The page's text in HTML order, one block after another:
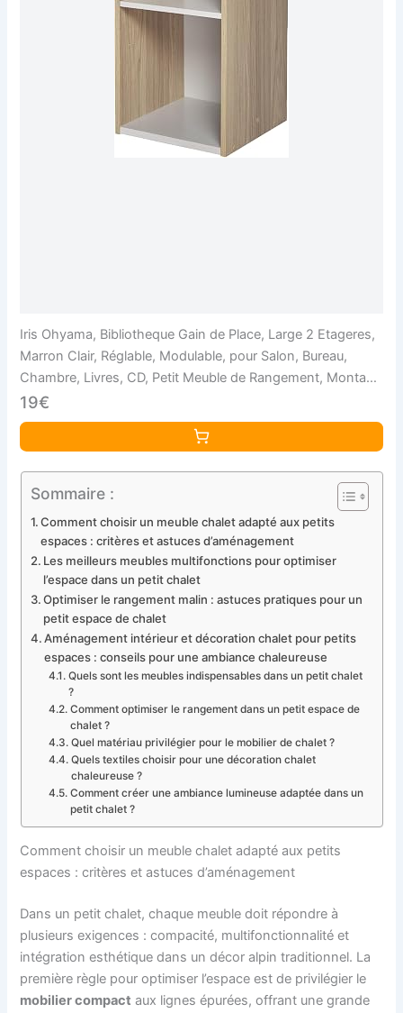
Iris Ohyama, Bibliotheque Gain de Place, Large 2 Etageres,
Marron Clair, Réglable, Modulable, pour Salon, Bureau,
Chambre, Livres, CD, Petit Meuble de Rangement, Montage
Facile, UB-6030
19€
Sommaire :
Comment choisir un meuble chalet adapté aux petits
espaces : critères et astuces d’aménagement
Les meilleurs meubles multifonctions pour optimiser
l’espace dans un petit chalet
Optimiser le rangement malin : astuces pratiques pour un
petit espace de chalet
Aménagement intérieur et décoration chalet pour petits
espaces : conseils pour une ambiance chaleureuse
Quels sont les meubles indispensables dans un petit chalet
?
Comment optimiser le rangement dans un petit espace de
chalet ?
Quel matériau privilégier pour le mobilier de chalet ?
Quels textiles choisir pour une décoration chalet
chaleureuse ?
Comment créer une ambiance lumineuse adaptée dans un
petit chalet ?
Comment choisir un meuble chalet adapté aux petits
espaces : critères et astuces d’aménagement
Dans un petit chalet, chaque meuble doit répondre à
plusieurs exigences : compacité, multifonctionnalité et
intégration esthétique dans un décor alpin traditionnel. La
première règle pour optimiser l’espace est de privilégier le
mobilier compact aux lignes épurées, offrant une grande